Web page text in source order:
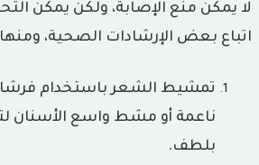
لا يمكن منع الإصابة، ولكن يمكن
اتباع بعض الإرشادات الصحية، ومنها
تمشيط الشعر باستخدام
ناعمة أو مشط واسع الأسنان
بلطف.